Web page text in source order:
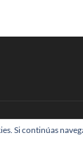
por:Theme
Si continúas